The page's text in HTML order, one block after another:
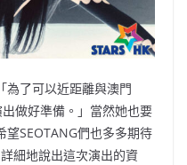
為了可以近距離與澳門
做好準備。」當然她也要
SEOTANG們也多多期待
細地說出這次演出的資